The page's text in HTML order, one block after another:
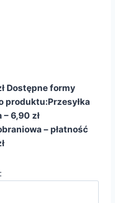
Dostępne formy
produktu:Przesyłka
6,90 zł
– płatność